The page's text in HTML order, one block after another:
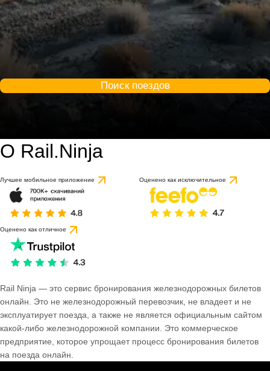
Поиск поездов
О Rail.Ninja
Лучшее мобильное приложение Оценено как исключительное
Оценено как отличное
Rail Ninja — это сервис бронирования железнодорожных билетов
онлайн. Это не железнодорожный перевозчик, не владеет и не
эксплуатирует поезда, а также не является официальным сайтом
какой-либо железнодорожной компании. Это коммерческое
предприятие, которое упрощает процесс бронирования билетов
на поезда онлайн.